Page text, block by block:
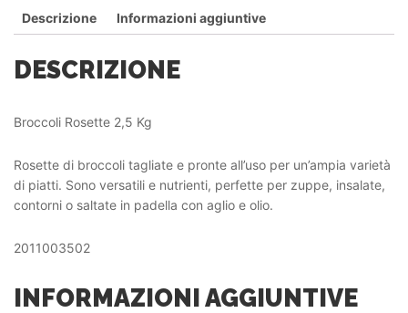
Descrizione Informazioni aggiuntive
DESCRIZIONE
Broccoli Rosette 2,5 Kg
Rosette di broccoli tagliate e pronte all’uso per un’ampia varietà
di piatti. Sono versatili e nutrienti, perfette per zuppe, insalate,
contorni o saltate in padella con aglio e olio.
2011003502
INFORMAZIONI AGGIUNTIVE